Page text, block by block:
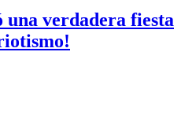
una verdadera fiesta